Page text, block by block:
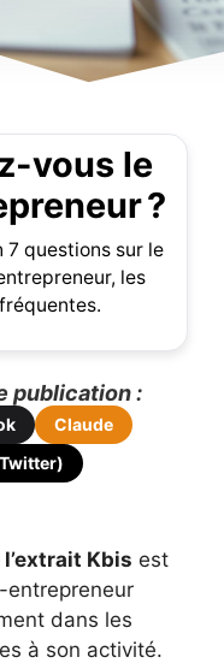
vous le
?
7 questions sur le
les
publication :
Claude
l’extrait Kbis est
entrepreneur
dans les
à son activité.